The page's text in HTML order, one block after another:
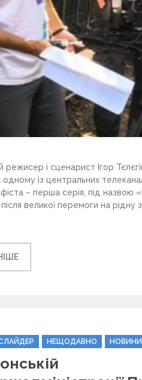
режисер і сценарист Ігор
із центральних
– перша серія, під
великої перемоги на
НЕЩОДАВНО НОВИНИ